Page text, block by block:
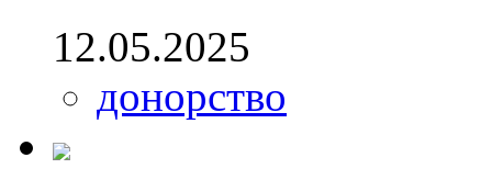
12.05.2025
донорство